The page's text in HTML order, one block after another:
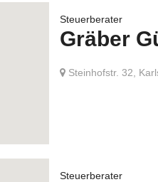
Steuerberater
Gräber
Steinhofstr. 32,
Steuerberater